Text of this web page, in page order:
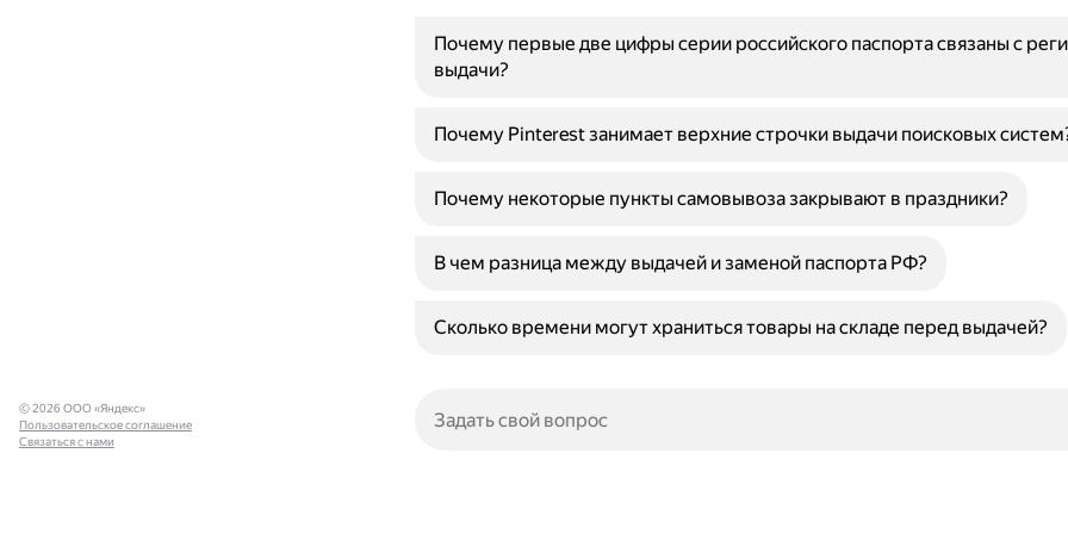
Почему первые две цифры серии российского паспорта связаны с
выдачи?
Почему Pinterest занимает верхние строчки выдачи поисковых
Почему некоторые пункты самовывоза закрывают в праздники?
В чем разница между выдачей и заменой паспорта РФ?
Сколько времени могут храниться товары на складе перед выдачей?
© 2026 ООО «Яндекс»
Пользовательское соглашение
Связаться с нами